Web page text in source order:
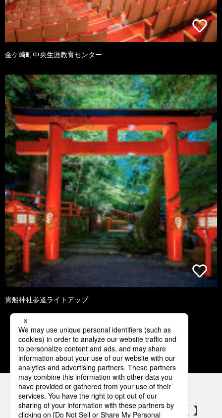
金ケ崎町中央生涯教育センター
貴船神社参道ライトアップ
1 2 3 4 5
パナソニックの電気設備 SNSアカウント